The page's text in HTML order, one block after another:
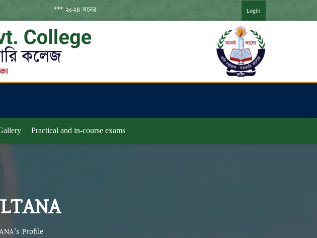
*** ২০২৪ সনের অনার্স ৪র্থ বর্ষ পরীক্ষার ফরমপূরণের বিজ্ঞপ্তি ***
*** জুলাই গণঅভ্যুত্থান দিবস -২০২৬ উপলক্ষে  আলোচনা সভা আয়োজন করা হয়েছে ***
*** জুলাই গণঅভ্যুত্থান দিবস -২০২৬ উপলক্ষে  রচনা, কবিতা আবৃত্তি এবং  চিত্রাংকন প্রতিযোগিতা
Login
Practical and in-course exams
Profile